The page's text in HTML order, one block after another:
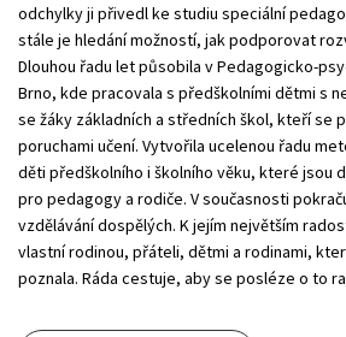
odchylky ji přivedl ke studiu speciální
stále je hledání možností, jak podporovat
Dlouhou řadu let působila v Pedagogicko-
Brno, kde pracovala s předškolními dětmi s
se žáky základních a středních škol, kteří se
poruchami učení. Vytvořila ucelenou řadu
děti předškolního i školního věku, které jsou
pro pedagogy a rodiče. V současnosti
vzdělávání dospělých. K jejím největším
vlastní rodinou, přáteli, dětmi a rodinami,
poznala. Ráda cestuje, aby se posléze o to